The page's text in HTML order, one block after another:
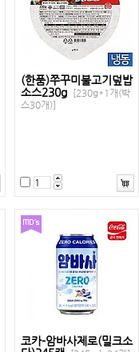
(한품)쭈꾸미불고기덮밥
소스230g
[230g*1개(박
스30개)]
코카-암바사제로(밀크소